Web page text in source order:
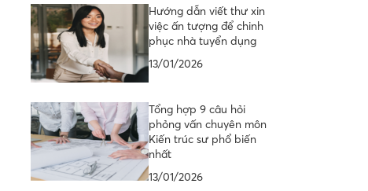
Hướng dẫn viết thư xin
việc ấn tượng để chinh
phục nhà tuyển dụng
13/01/2026
Tổng hợp 9 câu hỏi
phỏng vấn chuyên môn
Kiến trúc sư phổ biến
nhất
13/01/2026